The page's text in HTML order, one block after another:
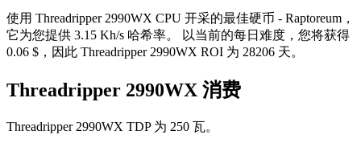
使用 Threadripper 2990WX CPU 开采的最佳硬币 - Raptoreum，
它为您提供 3.15 Kh/s 哈希率。 以当前的每日难度，您将获得
0.06 $，因此 Threadripper 2990WX ROI 为 28206 天。
Threadripper 2990WX 消费
Threadripper 2990WX TDP 为 250 瓦。